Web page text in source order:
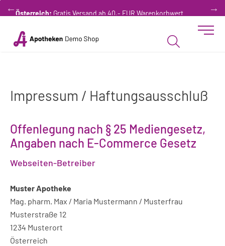
Zum “Inhalt dieser Seite” springen [AK + 0]
Zum Menü “Produkte” springen [AK + 1]
Zum Menü “Über uns / Service” springen [AK + 2]
Zu “Shop-Menüs” springen [AK + 3]
Zum "Barrierefreiheits-Menü" springen [AK + 4]
Zu den “Fusszeilen-Informationen” springen [AK + 5]
Warenkorbwert Bestellen Sie gerne per Mail unter
Toggle
Produktsuche
Impressum / Haftungsausschluß
Offenlegung nach § 25 Mediengesetz,
Angaben nach E-Commerce Gesetz
Webseiten-Betreiber
Muster Apotheke
Mag. pharm. Max / Maria Mustermann / Musterfrau
Musterstraße 12
1234 Musterort
Österreich